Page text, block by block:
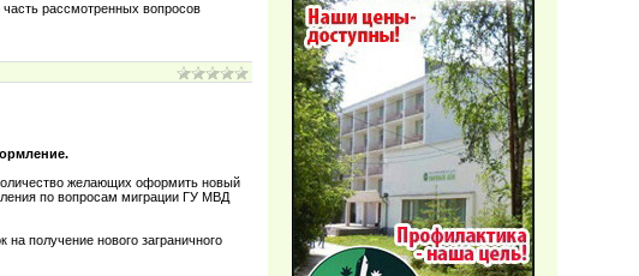
рассмотренных вопросов
желающих оформить новый
по вопросам миграции ГУ МВД
получение нового заграничного